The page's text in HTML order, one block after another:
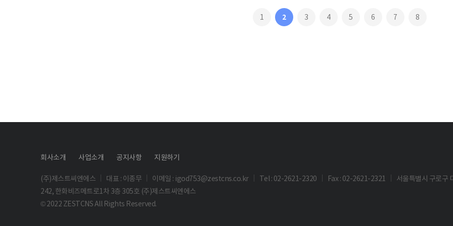
1 2 3 4 5 6 7 8
회사소개 사업소개 공지사항 지원하기
(주)제스트씨엔에스 대표 : 이종무 이메일 : igod753@zestcns.co.kr Tel : 02-2621-2320 Fax : 02-2621-2321
서울특별시 구로구
242, 한화비즈메트로1차 3층 305호 (주)제스트씨엔에스
© 2022 ZESTCNS All Rights Reserved.